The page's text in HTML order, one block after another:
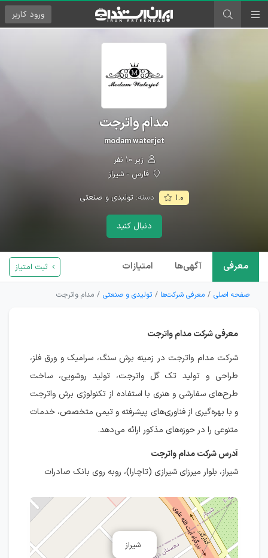
ورود کاربر
مدام واترجت
modam waterjet
زیر ۱۰ نفر
فارس - شیراز
۱.۰ دسته:تولیدی و صنعتی
دنبال کنید
معرفی آگهی‌ها امتیازات ثبت امتیاز
صفحه اصلی معرفی شرکت‌ها تولیدی و صنعتی مدام واترجت
معرفی شرکت مدام واترجت
شرکت مدام واترجت در زمینه برش سنگ، سرامیک و ورق فلز،
طراحی و تولید تک گل واترجت، تولید روشویی، ساخت
طرح‌های سفارشی و هنری با استفاده از تکنولوژی برش واترجت
و با بهره‌گیری از فناوری‌های پیشرفته و تیمی متخصص، خدمات
متنوعی را در حوزه‌های مذکور ارائه می‌دهد.
آدرس شرکت مدام واترجت
شیراز، بلوار میرزای شیرازی (تاچارا)، روبه روی بانک صادرات
شیراز